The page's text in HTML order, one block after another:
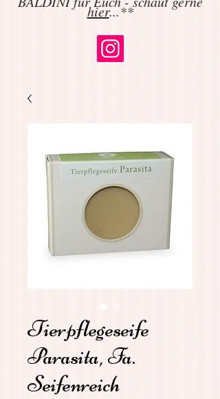
hier...**
Tierpflegeseife
Parasita, Fa.
Seifenreich